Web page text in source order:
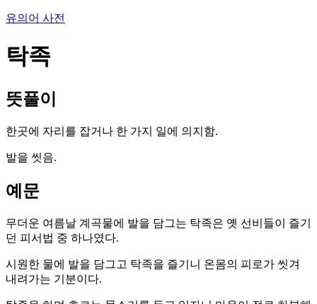
유의어 사전
탁족
뜻풀이
한곳에 자리를 잡거나 한 가지 일에 의지함.
발을 씻음.
예문
무더운 여름날 계곡물에 발을 담그는 탁족은 옛 선비들이 즐기
던 피서법 중 하나였다.
시원한 물에 발을 담그고 탁족을 즐기니 온몸의 피로가 씻겨
내려가는 기분이다.